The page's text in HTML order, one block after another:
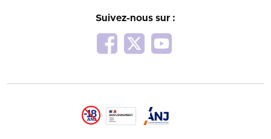
Suivez-nous sur :